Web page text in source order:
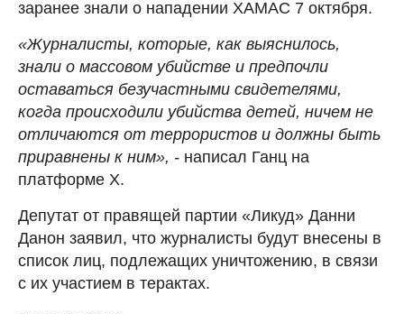
заранее знали о нападении ХАМАС 7 октября.
«Журналисты, которые, как выяснилось,
знали о массовом убийстве и предпочли
оставаться безучастными свидетелями,
когда происходили убийства детей, ничем не
отличаются от террористов и должны быть
приравнены к ним», - написал Ганц на
платформе X.
Депутат от правящей партии «Ликуд» Данни
Данон заявил, что журналисты будут внесены в
список лиц, подлежащих уничтожению, в связи
с их участием в терактах.